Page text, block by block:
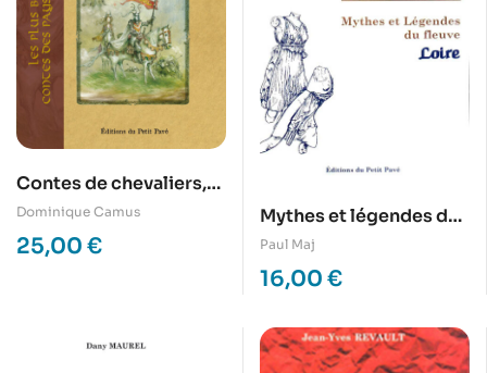
Contes de chevaliers,
de princes et de
princesses
Dominique Camus
25,00 €
Mythes et légendes du
fleuve Loire
Paul Maj
16,00 €